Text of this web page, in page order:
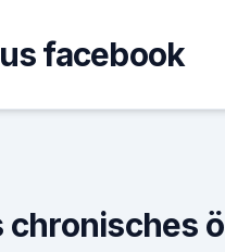
facebook
chronisches